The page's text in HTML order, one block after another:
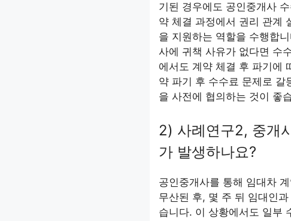
기된 경우에도 공인중개사
약 체결 과정에서 권리 관계
을 지원하는 역할을 수행합
사에 귀책 사유가 없다면 수
에서도 계약 체결 후 파기에
약 파기 후 수수료 문제로 갈
을 사전에 협의하는 것이 좋
2) 사례연구2, 중개
가 발생하나요?
공인중개사를 통해 임대차
무산된 후, 몇 주 뒤 임대인
습니다. 이 상황에서도 일부